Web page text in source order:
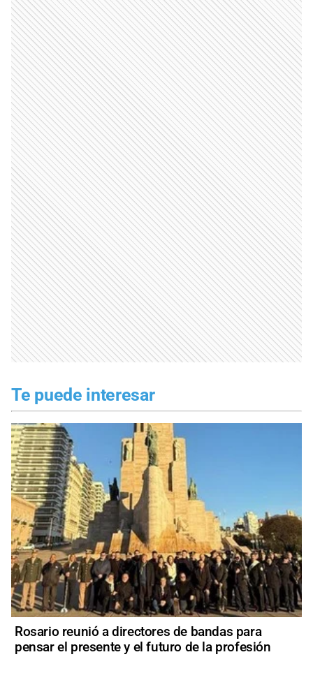
Te puede interesar
Rosario reunió a directores de bandas para
pensar el presente y el futuro de la profesión